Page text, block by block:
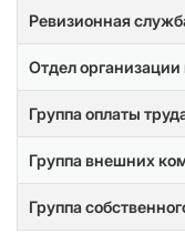
Ревизионная
Отдел
Группа оплаты
Группа внешних
Группа